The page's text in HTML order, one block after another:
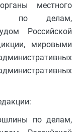
местного
по делам,
Российской
мировыми
по делам,